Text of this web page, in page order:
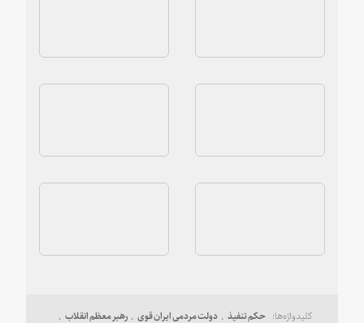
حکم تنفیذ دولت مردمی ایران قوی رهبر معظم انقلاب